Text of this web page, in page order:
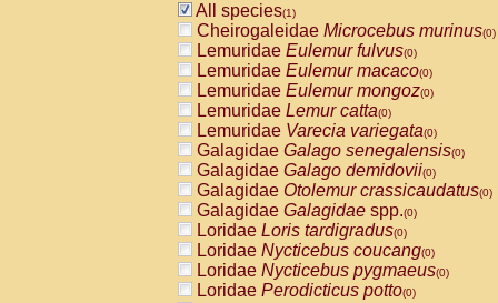
All species(1)
Cheirogaleidae Microcebus murinus(0)
Lemuridae Eulemur fulvus(0)
Lemuridae Eulemur macaco(0)
Lemuridae Eulemur mongoz(0)
Lemuridae Lemur catta(0)
Lemuridae Varecia variegata(0)
Galagidae Galago senegalensis(0)
Galagidae Galago demidovii(0)
Galagidae Otolemur crassicaudatus(0)
Galagidae Galagidae spp.(0)
Loridae Loris tardigradus(0)
Loridae Nycticebus coucang(0)
Loridae Nycticebus pygmaeus(0)
Loridae Perodicticus potto(0)